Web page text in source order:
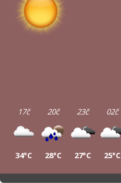
17č
34°C
20č
28°C
23č
27°C
02č
25°C